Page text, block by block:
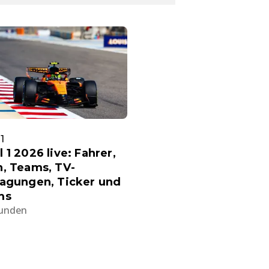
1 2026 live: Fahrer,
Teams, TV-
Ticker und